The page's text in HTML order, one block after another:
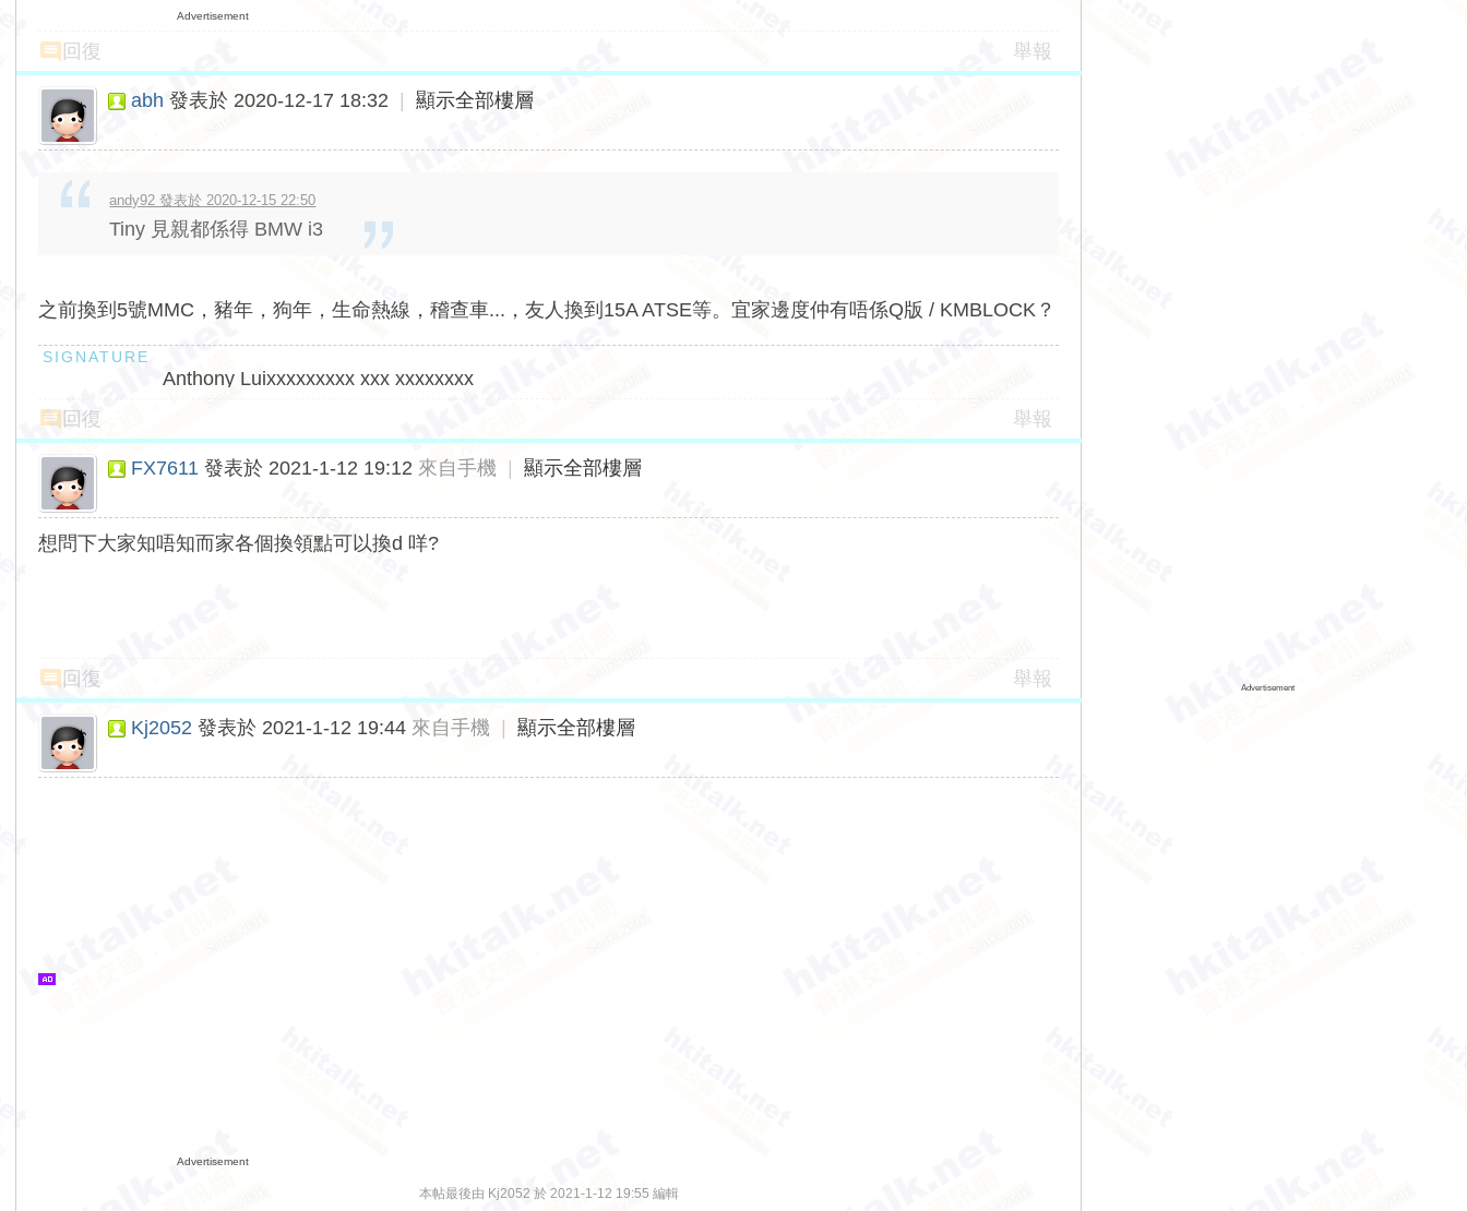
Advertisement
回復 舉報
abh 發表於 2020-12-17 18:32 顯示全部樓層
andy92 發表於 2020-12-15 22:50
Tiny 見親都係得 BMW i3
之前換到5號MMC，豬年，狗年，生命熱線，稽查車...，友人換到15A ATSE等。宜家邊度仲有唔係Q版 / KMBLOCK？
Anthony Luixxxxxxxxx xxx xxxxxxxx
回復
舉報
FX7611 發表於 2021-1-12 19:12 來自手機 顯示全部樓層
想問下大家知唔知而家各個換領點可以換d 咩?
回復 舉報
Kj2052 發表於 2021-1-12 19:44 來自手機 顯示全部樓層
Advertisement
本帖最後由 Kj2052 於 2021-1-12 19:55 編輯
Advertisement